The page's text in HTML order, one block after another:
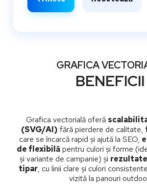
GRAFICA
BENEFICII
Grafica vectorială oferă
(SVG/AI) fără pierdere de calitate,
care se încarcă rapid și ajută la SEO,
de flexibilăpentru culori și forme
și variante de campanie) și
tipar, cu linii clare și culori
vizită la panouri